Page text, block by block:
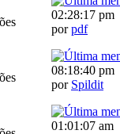
02:28:17 pm
porpdf
08:18:40 pm
por Spildit
01:01:07 am